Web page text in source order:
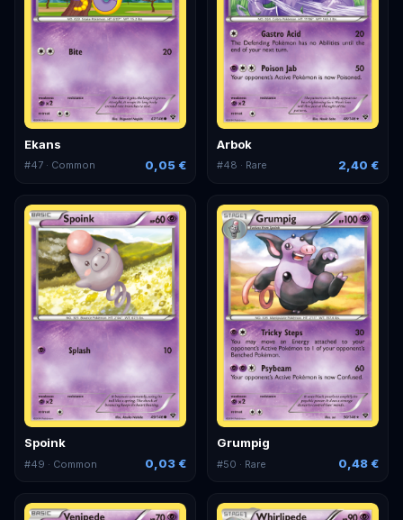
Ekans
#47 · Common 0,05 €
Arbok
#48 · Rare 2,40 €
Spoink
#49 · Common 0,03 €
Grumpig
#50 · Rare 0,48 €